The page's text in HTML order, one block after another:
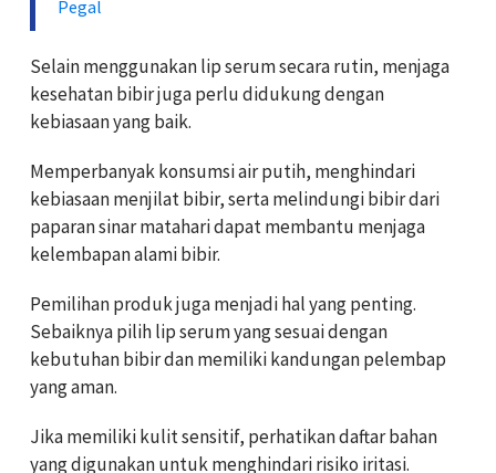
Pegal
Selain menggunakan lip serum secara rutin, menjaga
kesehatan bibir juga perlu didukung dengan
kebiasaan yang baik.
Memperbanyak konsumsi air putih, menghindari
kebiasaan menjilat bibir, serta melindungi bibir dari
paparan sinar matahari dapat membantu menjaga
kelembapan alami bibir.
Pemilihan produk juga menjadi hal yang penting.
Sebaiknya pilih lip serum yang sesuai dengan
kebutuhan bibir dan memiliki kandungan pelembap
yang aman.
Jika memiliki kulit sensitif, perhatikan daftar bahan
yang digunakan untuk menghindari risiko iritasi.